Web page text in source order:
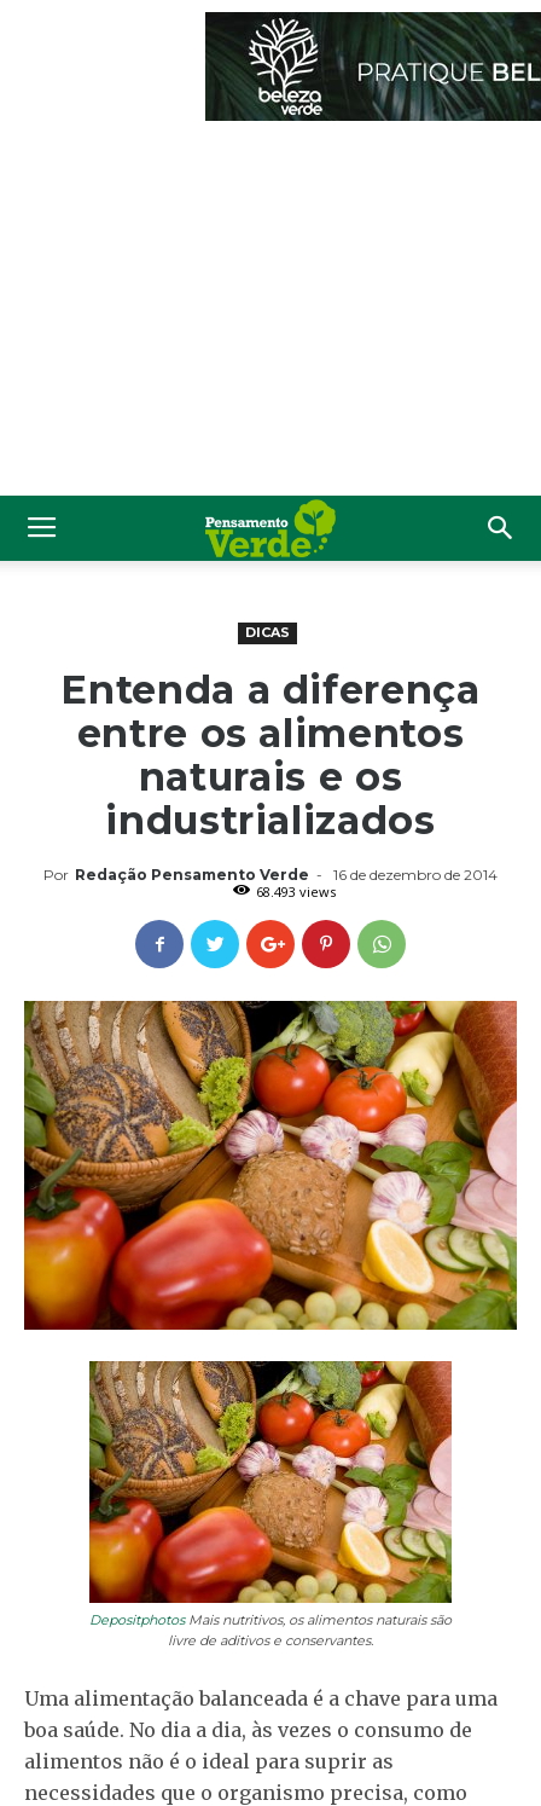
DICAS
Entenda a diferença
entre os alimentos
naturais e os
industrializados
Por Redação Pensamento Verde -
16 de dezembro de 2014
68.493 views
DepositphotosMais nutritivos, os alimentos naturais são
livre de aditivos e conservantes.
Uma alimentação balanceada é a chave para uma
boa saúde. No dia a dia, às vezes o consumo de
alimentos não é o ideal para suprir as
necessidades que o organismo precisa, como